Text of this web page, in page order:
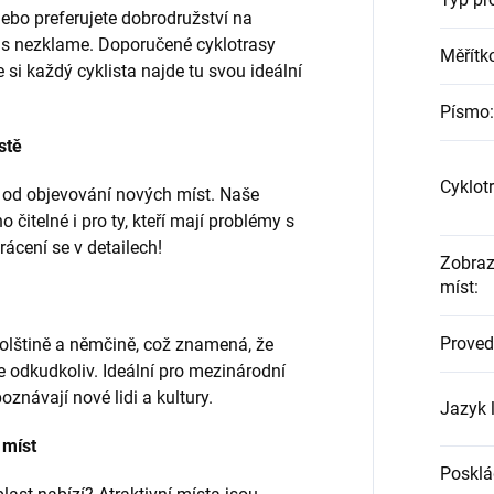
preferujete dobrodružství na
nezklame. Doporučené cyklotrasy
si každý cyklista najde tu svou ideální
objevování nových míst. Naše
čitelné i pro ty, kteří mají problémy s
se v detailech!
a němčině, což znamená, že
odkudkoliv. Ideální pro mezinárodní
nové lidi a kultury.
Písmo:
míst:
Jazyk